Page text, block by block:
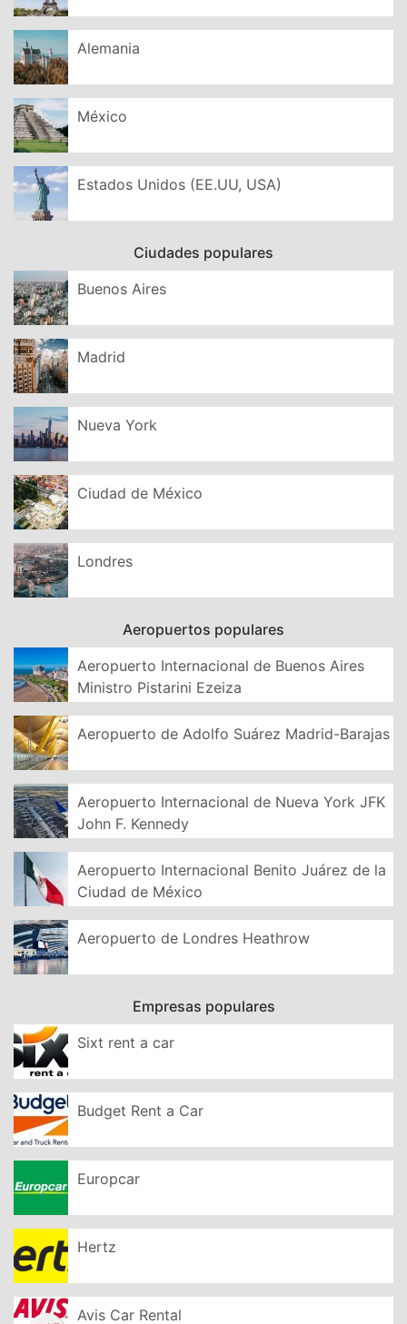
Alemania
México
Estados Unidos (EE.UU, USA)
Ciudades populares
Buenos Aires
Madrid
Nueva York
Ciudad de México
Londres
Aeropuertos populares
Aeropuerto Internacional de Buenos Aires
Ministro Pistarini Ezeiza
Aeropuerto de Adolfo Suárez Madrid-Barajas
Aeropuerto Internacional de Nueva York JFK
John F. Kennedy
Aeropuerto Internacional Benito Juárez de la
Ciudad de México
Aeropuerto de Londres Heathrow
Empresas populares
Sixt rent a car
Budget Rent a Car
Europcar
Hertz
Avis Car Rental